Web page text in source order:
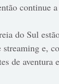
continue
do Sul
e,
de aventura